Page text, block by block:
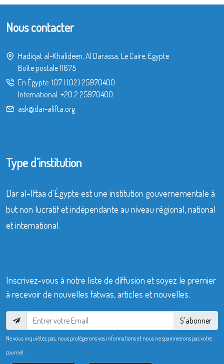
Nous contacter
Hadiqat al-Khalideen, Al Darassa, Le Caire, Égypte
Boîte postale 11675
En Égypte: 107| (02) 25970400
International: +20 2 25970400
ask@dar-alifta.org
Type d’institution
Dar al-Iftaa d’Égypte est une institution gouvernementale à
but non lucratif et indépendante au niveau régional, national
et international.
Inscrivez-vous à notre liste de diffusion et soyez le premier
à recevoir de nouvelles fatwas, articles et nouvelles.
S'abonner
Ne vous inquiétez pas, nous protégerons vos informations et nous ne spammerons pas votre
courriel.